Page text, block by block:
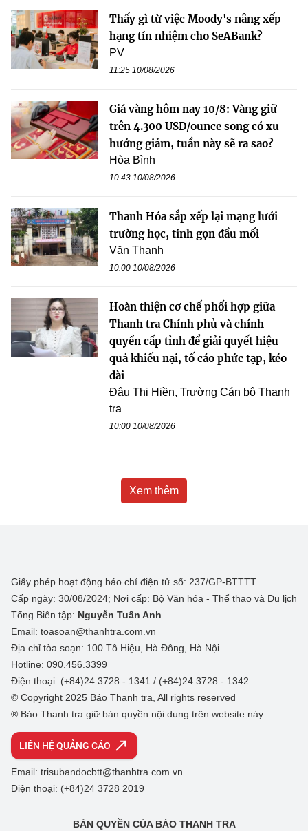
Thấy gì từ việc Moody's nâng xếp
hạng tín nhiệm cho SeABank?
PV
11:25 10/08/2026
Giá vàng hôm nay 10/8: Vàng giữ
trên 4.300 USD/ounce song có xu
hướng giảm, tuần này sẽ ra sao?
Hòa Bình
10:43 10/08/2026
Thanh Hóa sắp xếp lại mạng lưới
trường học, tinh gọn đầu mối
Văn Thanh
10:00 10/08/2026
Hoàn thiện cơ chế phối hợp giữa
Thanh tra Chính phủ và chính
quyền cấp tỉnh để giải quyết hiệu
quả khiếu nại, tố cáo phức tạp, kéo
dài
Đậu Thị Hiền, Trường Cán bộ Thanh
tra
10:00 10/08/2026
Xem thêm
Giấy phép hoạt động báo chí điện tử số: 237/GP-BTTTT
Cấp ngày: 30/08/2024; Nơi cấp: Bộ Văn hóa - Thể thao và Du lịch
Tổng Biên tập: Nguyễn Tuấn Anh
Email: toasoan@thanhtra.com.vn
Địa chỉ tòa soạn: 100 Tô Hiệu, Hà Đông, Hà Nội.
Hotline: 090.456.3399
Điện thoại: (+84)24 3728 - 1341 / (+84)24 3728 - 1342
© Copyright 2025 Báo Thanh tra, All rights reserved
® Báo Thanh tra giữ bản quyền nội dung trên website này
LIÊN HỆ QUẢNG CÁO
Email: trisubandocbtt@thanhtra.com.vn
Điện thoại: (+84)24 3728 2019
BẢN QUYỀN CỦA BÁO THANH TRA